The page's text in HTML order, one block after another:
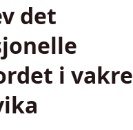
det
i vakre